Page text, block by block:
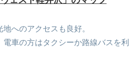
へのアクセスも良好。
車の方はタクシーか路線バスを利